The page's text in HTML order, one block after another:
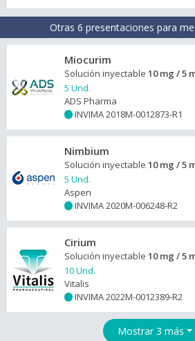
Otras 6 presentaciones para
Miocurim
Solución inyectable 10 mg / 5
5 Und.
ADS Pharma
INVIMA 2018M-0012873-R1
Nimbium
Solución inyectable 10 mg / 5
5 Und.
Aspen
INVIMA 2020M-006248-R2
Cirium
Solución inyectable 10 mg / 5
10 Und.
Vitalis
INVIMA 2022M-0012389-R2
Mostrar 3 más